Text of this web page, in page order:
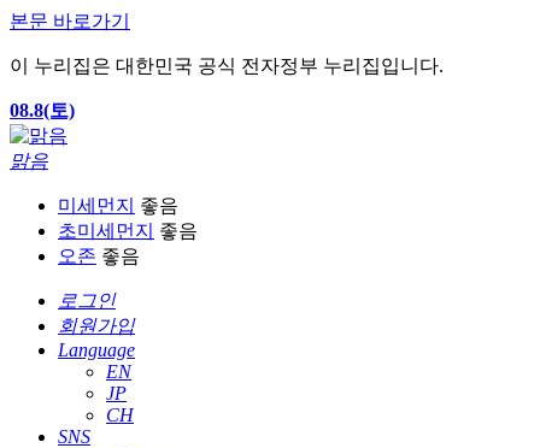
본문 바로가기
이 누리집은 대한민국 공식 전자정부 누리집입니다.
08.8(토)
맑음
미세먼지
좋음
초미세먼지
좋음
오존 좋음
로그인
회원가입
Language
EN
JP
CH
SNS